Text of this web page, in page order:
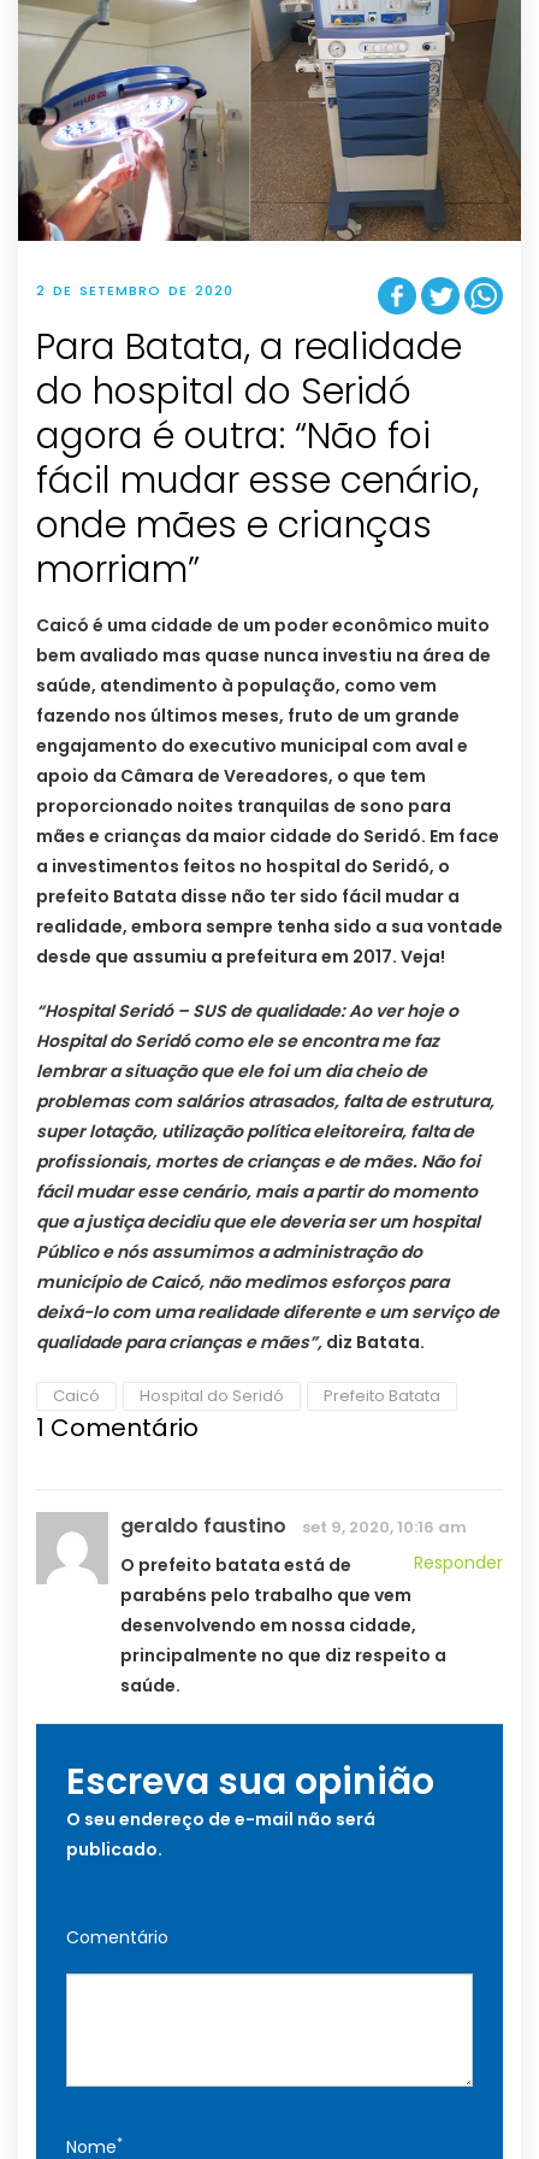
2 DE SETEMBRO DE 2020
Para Batata, a realidade
do hospital do Seridó
agora é outra: “Não foi
fácil mudar esse cenário,
onde mães e crianças
morriam”
Caicó é uma cidade de um poder econômico muito
bem avaliado mas quase nunca investiu na área de
saúde, atendimento à população, como vem
fazendo nos últimos meses, fruto de um grande
engajamento do executivo municipal com aval e
apoio da Câmara de Vereadores, o que tem
proporcionado noites tranquilas de sono para
mães e crianças da maior cidade do Seridó. Em face
a investimentos feitos no hospital do Seridó, o
prefeito Batata disse não ter sido fácil mudar a
realidade, embora sempre tenha sido a sua vontade
desde que assumiu a prefeitura em 2017. Veja!
“Hospital Seridó – SUS de qualidade: Ao ver hoje o
Hospital do Seridó como ele se encontra me faz
lembrar a situação que ele foi um dia cheio de
problemas com salários atrasados, falta de estrutura,
super lotação, utilização política eleitoreira, falta de
profissionais, mortes de crianças e de mães. Não foi
fácil mudar esse cenário, mais a partir do momento
que a justiça decidiu que ele deveria ser um hospital
Público e nós assumimos a administração do
município de Caicó, não medimos esforços para
deixá-lo com uma realidade diferente e um serviço de
qualidade para crianças e mães”, diz Batata.
Caicó Hospital do Seridó Prefeito Batata
1 Comentário
geraldo faustino set 9, 2020, 10:16 am
Responder
O prefeito batata está de
parabéns pelo trabalho que vem
desenvolvendo em nossa cidade,
principalmente no que diz respeito a
saúde.
Escreva sua opinião
O seu endereço de e-mail não será
publicado.
Comentário
Nome*